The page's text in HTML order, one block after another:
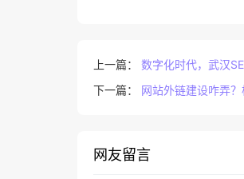
上一篇： 数字化时代，武汉
下一篇： 网站外链建设咋弄
网友留言